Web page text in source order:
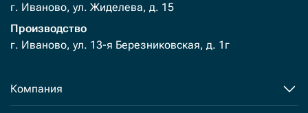
г. Иваново, ул. Жиделева, д. 15
Производство
г. Иваново, ул. 13-я Березниковская, д. 1г
Компания